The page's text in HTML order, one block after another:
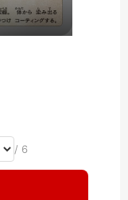
/ 6